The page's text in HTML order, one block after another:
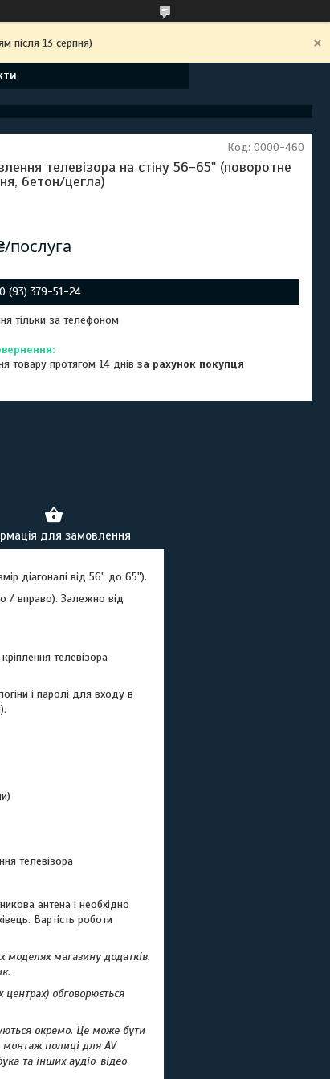
після 13 серпня)
телевізора на стіну 56-65" (поворотне
бетон/цегла)
Код: 0000-460
послуга
(93) 379-51-24
тільки за телефоном
товару протягом 14 днівза рахунок покупця
для замовлення
діагоналі від 56" до 65").
/ вправо). Залежно від
телевізора
і паролі для входу в
телевізора
антена і необхідно
Вартість роботи
моделях магазину додатків.
обговорюється
окремо. Це може бути
монтаж полиці для AV
та інших аудіо-відео